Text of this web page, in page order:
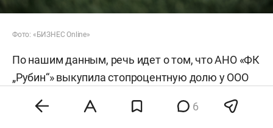
Фото: «БИЗНЕС Online»
По нашим данным, речь идет о том, что АНО «ФК
„Рубин“» выкупила стопроцентную долю у ООО
юридическую плоскость. Де-факто «Рубин»
6